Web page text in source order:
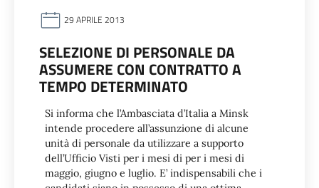
29 APRILE 2013
SELEZIONE DI PERSONALE DA
ASSUMERE CON CONTRATTO A
TEMPO DETERMINATO
Si informa che l’Ambasciata d’Italia a Minsk
intende procedere all’assunzione di alcune
unità di personale da utilizzare a supporto
dell’Ufficio Visti per i mesi di per i mesi di
maggio, giugno e luglio. E’ indispensabili che i